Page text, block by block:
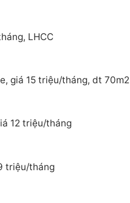
LHCC
giá 15 triệu/tháng, dt 70m2
12 triệu/tháng
triệu/tháng